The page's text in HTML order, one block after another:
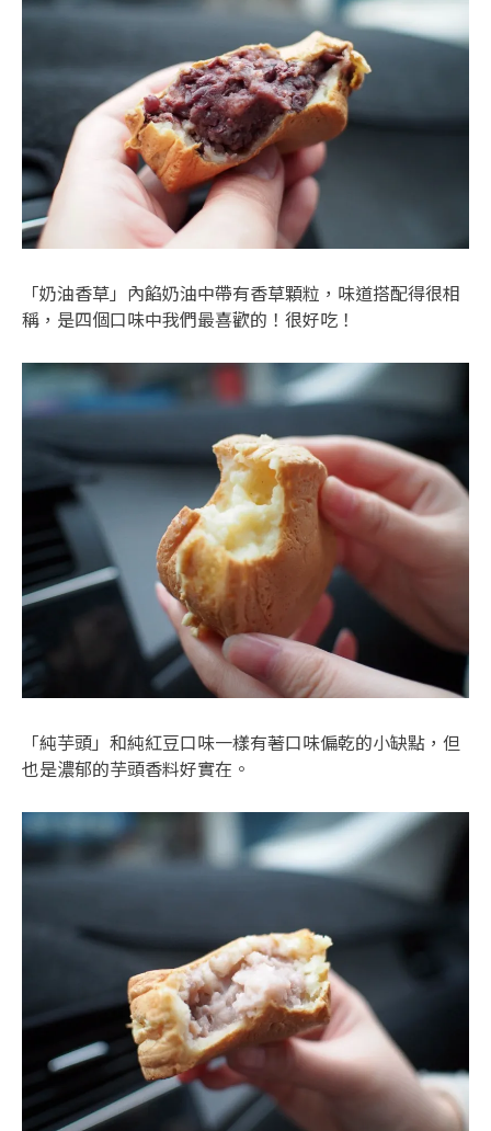
「奶油香草」內餡奶油中帶有香草顆粒，味道搭配得很相
稱，是四個口味中我們最喜歡的！很好吃！
「純芋頭」和純紅豆口味一樣有著口味偏乾的小缺點，但
也是濃郁的芋頭香料好實在。